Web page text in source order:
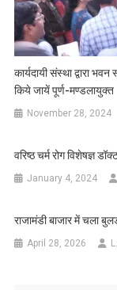
कार्यदायी संस्था द्वारा
किये जायें पूर्ण-मण्डलायुक्त
November 28, 2024
वरिष्ठ चर्म रोग विशेषज्ञ
January 4, 2024
राजामंडी बाजार में चला
April 28, 2026